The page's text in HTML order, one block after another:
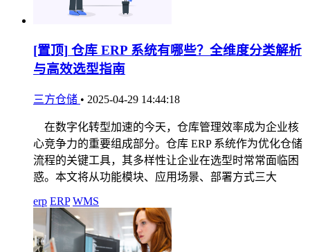
[置顶] 仓库 ERP 系统有哪些？全维度分类解析
与高效选型指南
三方仓储 • 2025-04-29 14:44:18
在数字化转型加速的今天，仓库管理效率成为企业核
心竞争力的重要组成部分。仓库 ERP 系统作为优化仓储
流程的关键工具，其多样性让企业在选型时常常面临困
惑。本文将从功能模块、应用场景、部署方式三大
erp ERP WMS